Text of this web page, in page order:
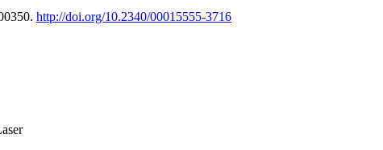
http://doi.org/10.2340/00015555-3716